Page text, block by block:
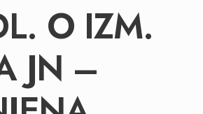
O IZM.
JN –